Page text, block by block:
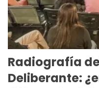
Radiografía
Deliberante: